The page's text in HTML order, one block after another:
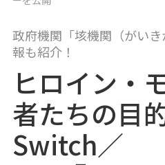
政府機関「垓機関（がい
報も紹介！
ヒロイン・
者たちの目
Switch／